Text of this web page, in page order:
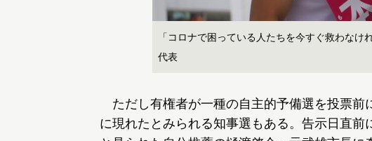
「コロナで困っている人たちを今すぐ救わな
代表
ただし有権者が一種の自主的予備選を投票前
に現れたとみられる知事選もある。告示日直